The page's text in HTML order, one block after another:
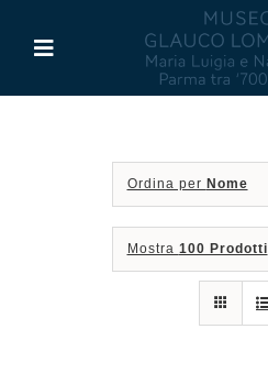
contenuto
Toggle
Maria Luigia d’Asburgo
Ordina per Nome
Mostra 100 Prodotti